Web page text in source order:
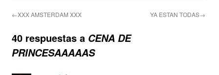
←XXX AMSTERDAM XXX YA ESTAN TODAS→
40 respuestas a CENA DE
PRINCESAAAAAS